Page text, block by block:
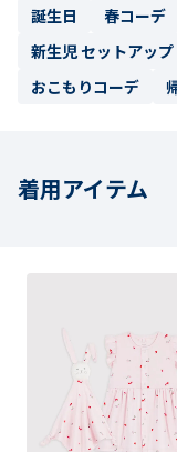
誕生日
春コーデ
新生児 セットアップ
おこもりコーデ
着用アイテム